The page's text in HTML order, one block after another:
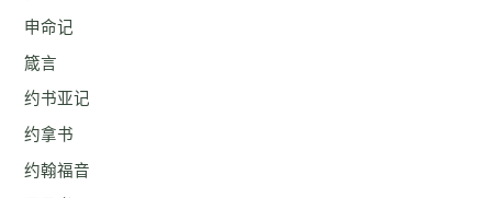
申命记
箴言
约书亚记
约拿书
约翰福音